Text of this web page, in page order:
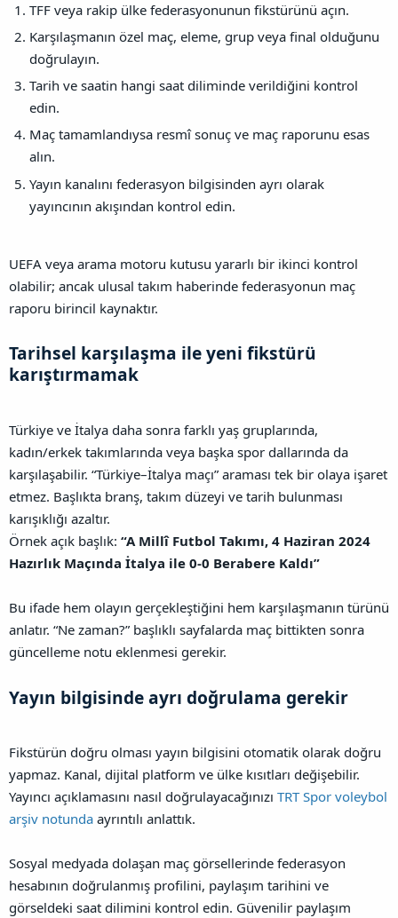
TFF veya rakip ülke federasyonunun fikstürünü açın.
Karşılaşmanın özel maç, eleme, grup veya final olduğunu
doğrulayın.
Tarih ve saatin hangi saat diliminde verildiğini kontrol
edin.
Maç tamamlandıysa resmî sonuç ve maç raporunu esas
alın.
Yayın kanalını federasyon bilgisinden ayrı olarak
yayıncının akışından kontrol edin.
UEFA veya arama motoru kutusu yararlı bir ikinci kontrol
olabilir; ancak ulusal takım haberinde federasyonun maç
raporu birincil kaynaktır.
Tarihsel karşılaşma ile yeni fikstürü
karıştırmamak​
Türkiye ve İtalya daha sonra farklı yaş gruplarında,
kadın/erkek takımlarında veya başka spor dallarında da
karşılaşabilir. “Türkiye–İtalya maçı” araması tek bir olaya işaret
etmez. Başlıkta branş, takım düzeyi ve tarih bulunması
karışıklığı azaltır.
Örnek açık başlık: “A Millî Futbol Takımı, 4 Haziran 2024
Hazırlık Maçında İtalya ile 0-0 Berabere Kaldı”
Bu ifade hem olayın gerçekleştiğini hem karşılaşmanın türünü
anlatır. “Ne zaman?” başlıklı sayfalarda maç bittikten sonra
güncelleme notu eklenmesi gerekir.
Yayın bilgisinde ayrı doğrulama gerekir​
Fikstürün doğru olması yayın bilgisini otomatik olarak doğru
yapmaz. Kanal, dijital platform ve ülke kısıtları değişebilir.
Yayıncı açıklamasını nasıl doğrulayacağınızı TRT Spor voleybol
arşiv notunda ayrıntılı anlattık.
Sosyal medyada dolaşan maç görsellerinde federasyon
hesabının doğrulanmış profilini, paylaşım tarihini ve
görseldeki saat dilimini kontrol edin. Güvenilir paylaşım